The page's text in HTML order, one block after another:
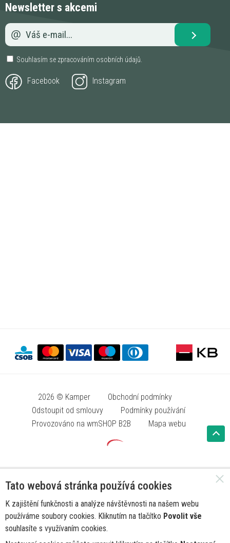
Newsletter s akcemi
Souhlasím se zpracováním osobních údajů.
Facebook Instagram
2026 © Kamper
Obchodní podmínky
Odstoupit od smlouvy
Podmínky používání
Provozováno na wmSHOP B2B
Mapa webu
Tato webová stránka používá cookies
K zajištění funkčnosti a analýze návštěvnosti na našem webu
používáme soubory cookies. Kliknutím na tlačítko Povolit vše
souhlasíte s využívaním cookies.